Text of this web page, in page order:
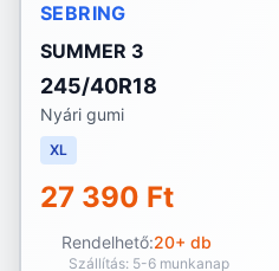
SEBRING
SUMMER 3
245/40R18
Nyári gumi
XL
27 390 Ft
Rendelhető:20+ db
Szállítás: 5-6 munkanap